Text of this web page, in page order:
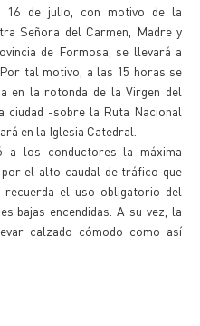
16 de julio, con motivo de la
Señora del Carmen, Madre y
de Formosa, se llevará a
tal motivo, a las 15 horas se
en la rotonda de la Virgen del
ciudad -sobre la Ruta Nacional
en la Iglesia Catedral.
a los conductores la máxima
el alto caudal de tráfico que
el uso obligatorio del
bajas encendidas. A su vez, la
calzado cómodo como así